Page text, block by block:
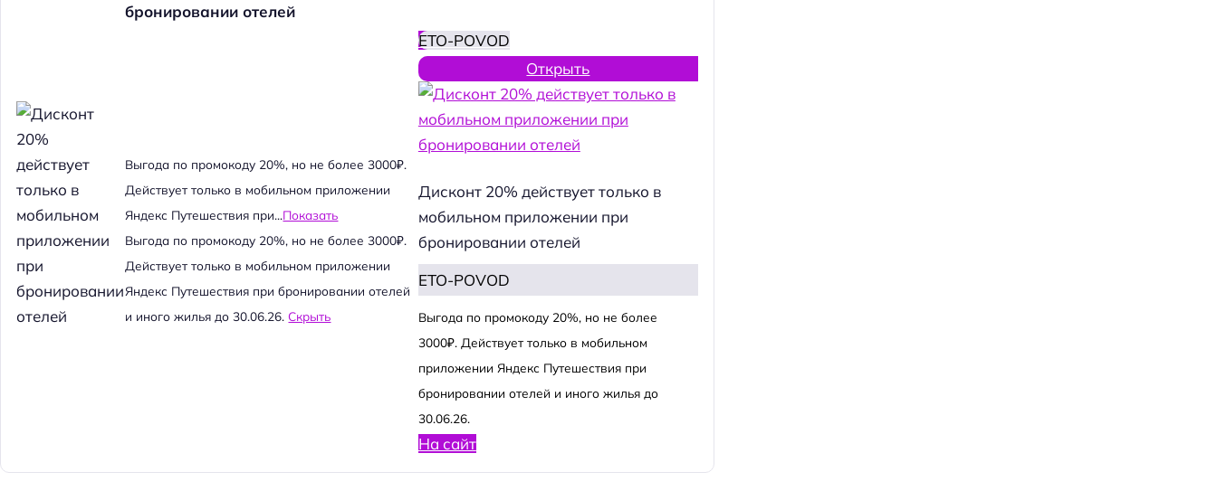
бронировании отелей
Выгода по промокоду 20%, но не более 3000₽.
Действует только в мобильном приложении
Яндекс Путешествия при...Показать
Выгода по промокоду 20%, но не более 3000₽.
Действует только в мобильном приложении
Яндекс Путешествия при бронировании отелей
и иного жилья до 30.06.26.Скрыть
ETO-POVOD
Открыть
Дисконт 20% действует только в
мобильном приложении при
бронировании отелей
ETO-POVOD
Выгода по промокоду 20%, но не более
3000₽. Действует только в мобильном
приложении Яндекс Путешествия при
бронировании отелей и иного жилья до
30.06.26.
На сайт